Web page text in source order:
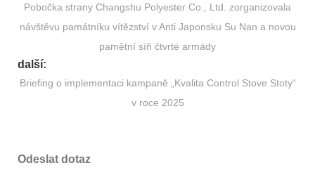
Pobočka strany Changshu Polyester Co., Ltd. zorganizovala
návštěvu památníku vítězství v Anti Japonsku Su Nan a novou
pamětní síň čtvrté armády
další:
Briefing o implementaci kampaně „Kvalita Control Stove Stoty“
v roce 2025
Odeslat dotaz